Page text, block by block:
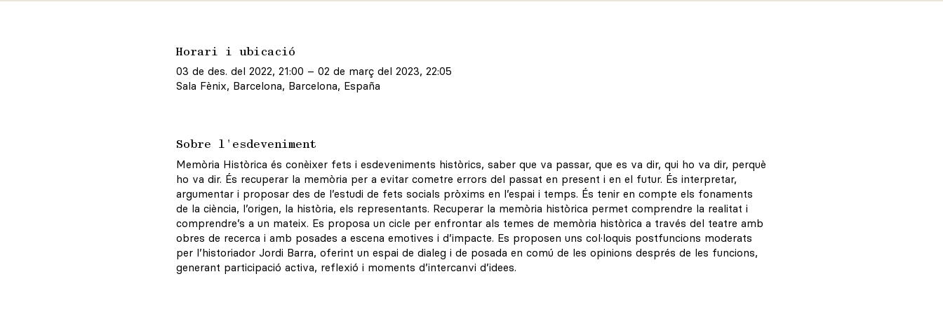
Horari i ubicació
03 de des. del 2022, 21:00 – 02 de març del 2023, 22:05
Sala Fènix, Barcelona, Barcelona, España
Sobre l'esdeveniment
Memòria Històrica és conèixer fets i esdeveniments històrics, saber que va passar, que es va dir, qui ho va dir, perquè
ho va dir. És recuperar la memòria per a evitar cometre errors del passat en present i en el futur. És interpretar,
argumentar i proposar des de l’estudi de fets socials pròxims en l’espai i temps. És tenir en compte els fonaments
de la ciència, l’origen, la història, els representants. Recuperar la memòria històrica permet comprendre la realitat i
comprendre’s a un mateix. Es proposa un cicle per enfrontar als temes de memòria històrica a través del teatre amb
obres de recerca i amb posades a escena emotives i d’impacte. Es proposen uns col·loquis postfuncions moderats
per l’historiador Jordi Barra, oferint un espai de dialeg i de posada en comú de les opinions després de les funcions,
generant participació activa, reflexió i moments d’intercanvi d’idees.